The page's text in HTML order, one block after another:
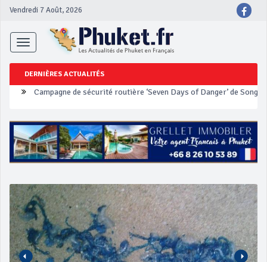
Vendredi 7 Août, 2026
Toggle
navigation
DERNIÈRES ACTUALITÉS
Un touriste français blessé en se faisant arracher son collier en
Phuket Peranakan Festival
‘Phuket Eye’ assurera la sécurité pendant Songkran
Campagne de sécurité routière ‘Seven Days of Danger’ de